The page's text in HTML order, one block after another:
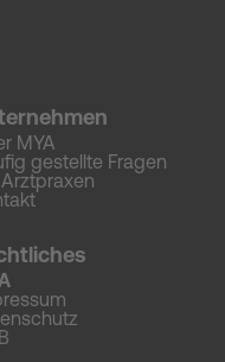
MYA
gestellte Fragen
Arztpraxen